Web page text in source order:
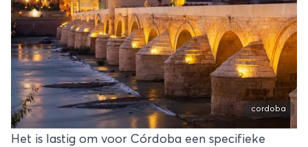
cordoba
Het is lastig om voor Córdoba een specifieke